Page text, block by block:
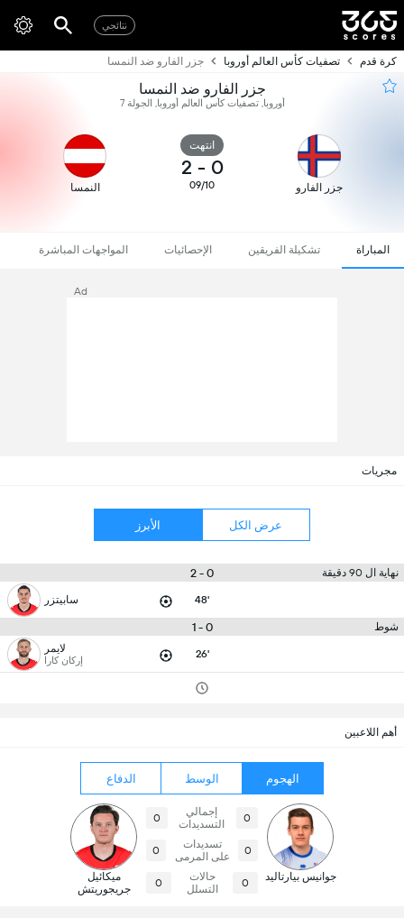
نتائجي
كرة قدم تصفيات كأس العالم أوروبا جزر الفارو ضد النمسا
جزر الفارو ضد النمسا
أوروبا, تصفيات كأس العالم أوروبا, الجولة 7
جزر الفارو
انتهت
0
-
2
09/10 النمسا
المباراة تشكيلة الفريقين الإحصائيات المواجهات المباشرة
Ad
مجريات
عرض الكل الأبرز
نهاية ال 90 دقيقة 0 - 2
48' سابيتزر
شوط 0 - 1
26' لايمر
إركان كارا
أهم اللاعبين
الهجوم الوسط الدفاع
جوانيس بيارتاليد
0
إجمالي
التسديدات
0
0
تسديدات
على المرمى
0
0
حالات
التسلل
0
ميكائيل
جريجوريتش